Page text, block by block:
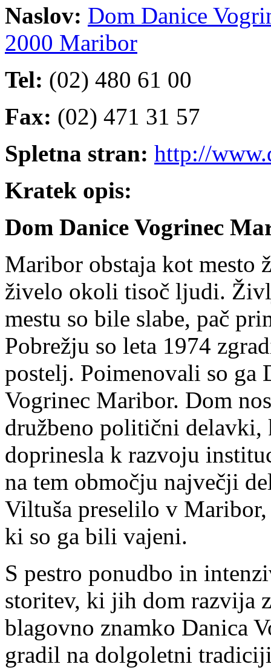
Naslov: Dom Danice
2000 Maribor
Tel: (02) 480 61 00
Fax: (02) 471 31 57
Spletna stran: http://
Kratek opis:
Dom Danice Vogrinec
Maribor obstaja kot mesto
živelo okoli tisoč ljudi.
mestu so bile slabe, pač
Pobrežju so leta 1974
postelj. Poimenovali so ga
Vogrinec Maribor. Dom
družbeno politični
doprinesla k razvoju
na tem območju največji
Viltuša preselilo v
ki so ga bili vajeni.
S pestro ponudbo in
storitev, ki jih dom razvija
blagovno znamko Danica
gradil na dolgoletni